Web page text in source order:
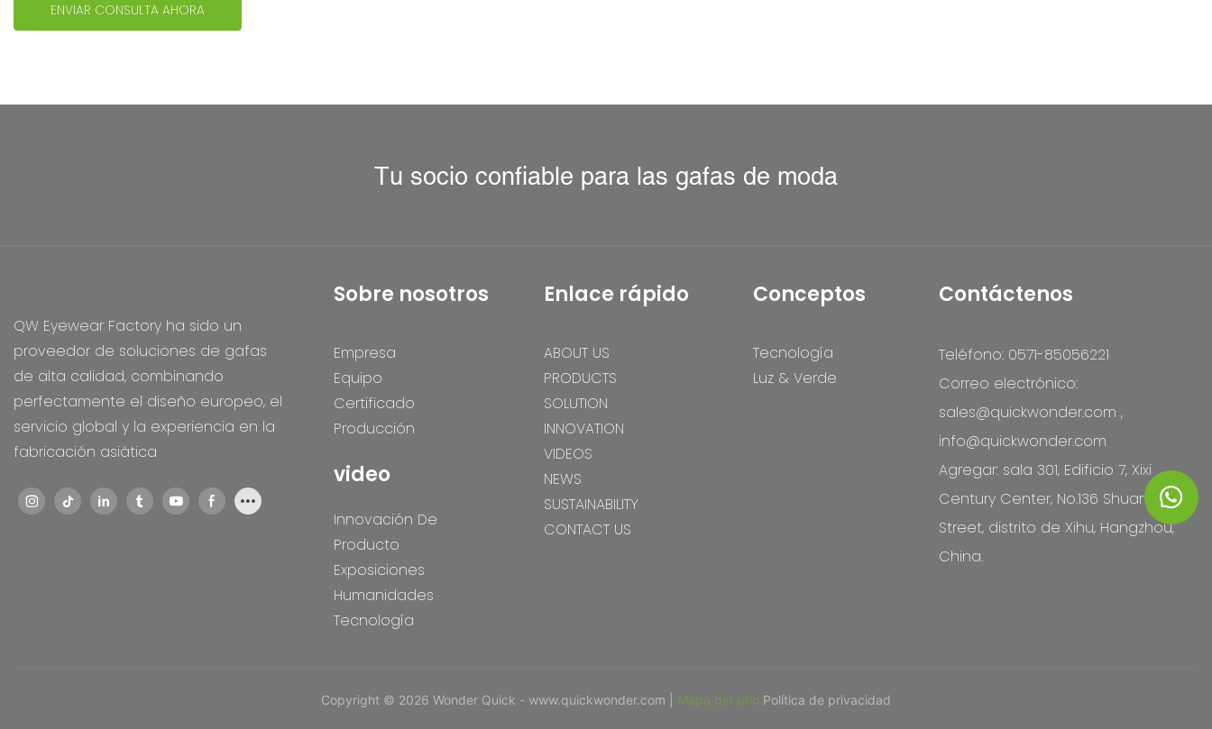
ENVIAR CONSULTA AHORA
Tu socio confiable para las gafas de moda
QW Eyewear Factory ha sido un
proveedor de soluciones de gafas
de alta calidad, combinando
perfectamente el diseño europeo, el
servicio global y la experiencia en la
fabricación asiática
Sobre nosotros
Empresa
Equipo
Certificado
Producción
video
Innovación De
Producto
Exposiciones
Humanidades
Tecnología
Enlace rápido
ABOUT US
PRODUCTS
SOLUTION
INNOVATION
VIDEOS
NEWS
SUSTAINABILITY
CONTACT US
Conceptos
Tecnología
Luz & Verde
Contáctenos
Teléfono: 0571-85056221
Correo electrónico:
sales@quickwonder.com ,
info@quickwonder.com
Agregar: sala 301, Edificio 7, Xixi
Century Center, No.136 Shuanglong
Street, distrito de Xihu, Hangzhou,
China.
Copyright © 2026 Wonder Quick - www.quickwonder.com | Mapa del sitio Política de privacidad